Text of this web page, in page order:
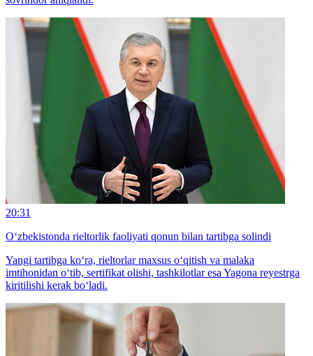
20:31
O‘zbekistonda rieltorlik faoliyati qonun bilan tartibga solindi
Yangi tartibga ko‘ra, rieltorlar maxsus o‘qitish va malaka
imtihonidan o‘tib, sertifikat olishi, tashkilotlar esa Yagona reyestrga
kiritilishi kerak bo‘ladi.